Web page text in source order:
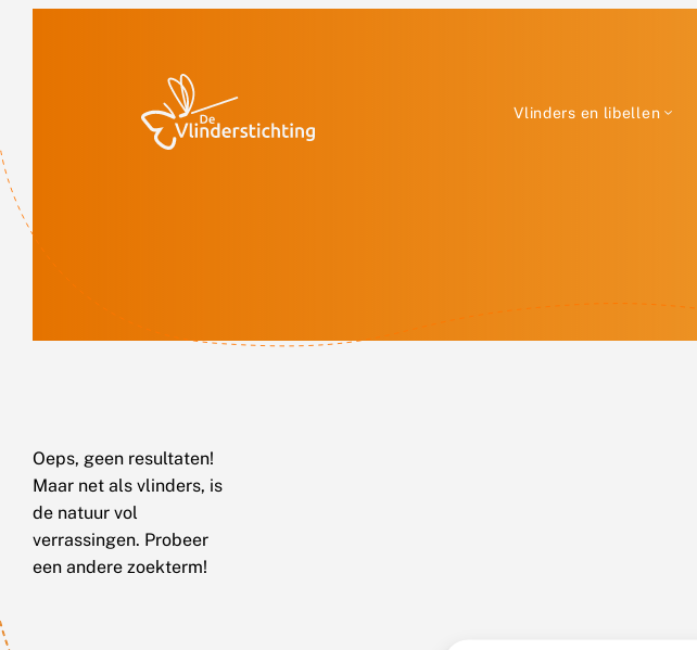
Vlinders en libellen
Oeps, geen resultaten!
Maar net als vlinders, is
de natuur vol
verrassingen. Probeer
een andere zoekterm!